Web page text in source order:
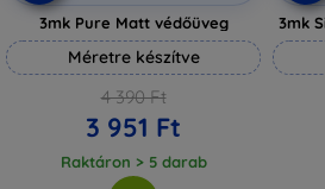
3mk Pure Matt védőüveg
Méretre készítve
4 390 Ft
3 951 Ft
Raktáron > 5 darab
3mk